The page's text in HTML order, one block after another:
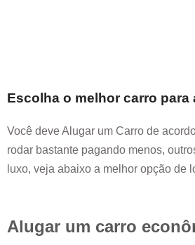
Escolha o melhor carro para
Você deve Alugar um Carro de
rodar bastante pagando menos,
luxo, veja abaixo a melhor opção de
Alugar um carro